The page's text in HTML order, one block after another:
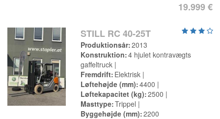
19.999 €
STILL RC 40-25T
Produktionsår 2013
Konstruktion 4 hjulet kontravægts
gaffeltruck
Fremdrift Elektrisk
Løftehøjde (mm) 4400
Løftekapacitet (kg) 2500
Masttype Trippel
Byggehøjde (mm) 2200